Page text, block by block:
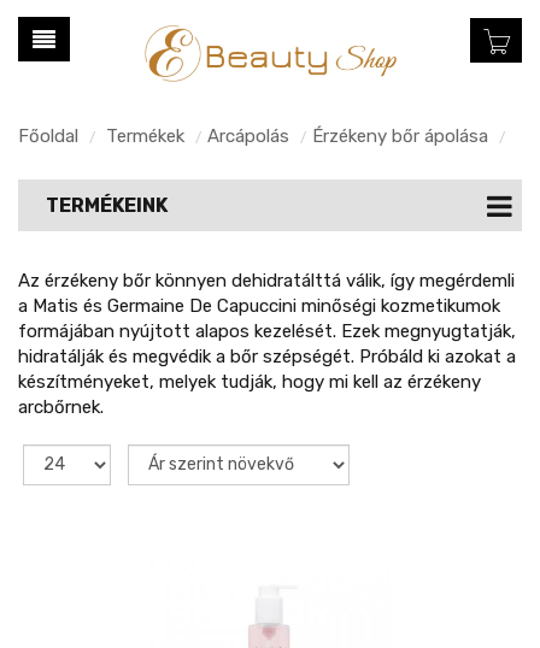
Főoldal / Termékek / Arcápolás / Érzékeny bőr ápolása /
TERMÉKEINK
Az érzékeny bőr könnyen dehidratálttá válik, így megérdemli
a Matis és Germaine De Capuccini minőségi kozmetikumok
formájában nyújtott alapos kezelését. Ezek megnyugtatják,
hidratálják és megvédik a bőr szépségét. Próbáld ki azokat a
készítményeket, melyek tudják, hogy mi kell az érzékeny
arcbőrnek.